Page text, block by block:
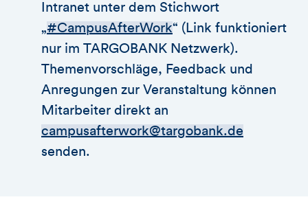
Intranet unter dem Stichwort
„#CampusAfterWork“ (Link funktioniert
nur im TARGOBANK Netzwerk).
Themenvorschläge, Feedback und
Anregungen zur Veranstaltung können
Mitarbeiter direkt an
campusafterwork@targobank.de
senden.